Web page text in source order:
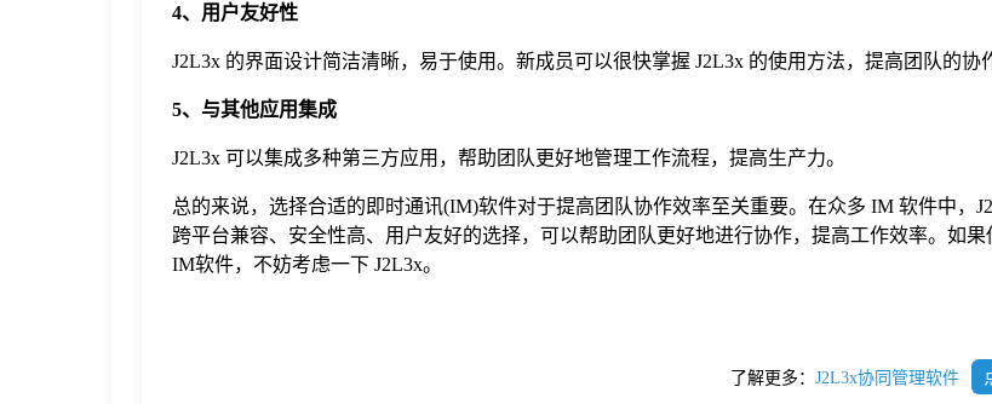
4、用户友好性
J2L3x 的界面设计简洁清晰，易于使用。新成员可以很快掌握 J2L3x 的使用方法，提高团队的协
5、与其他应用集成
J2L3x 可以集成多种第三方应用，帮助团队更好地管理工作流程，提高生产力。
总的来说，选择合适的即时通讯(IM)软件对于提高团队协作效率至关重要。在众多 IM 软件中，
跨平台兼容、安全性高、用户友好的选择，可以帮助团队更好地进行协作，提高工作效率。如
IM软件，不妨考虑一下 J2L3x。
了解更多： J2L3x协同管理软件